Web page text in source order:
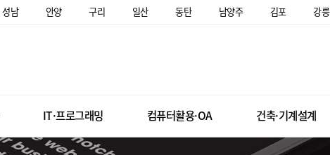
성남 안양 구리 일산 동탄 남양주 김포 강릉
IT·프로그래밍 컴퓨터활용·OA 건축·기계설계